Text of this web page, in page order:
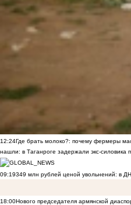
12:24Где брать молоко?: почему фермеры
нашли: в Таганроге задержали экс-силовика
09:19349 млн рублей ценой увольнений: в
18:00Нового председателя армянской